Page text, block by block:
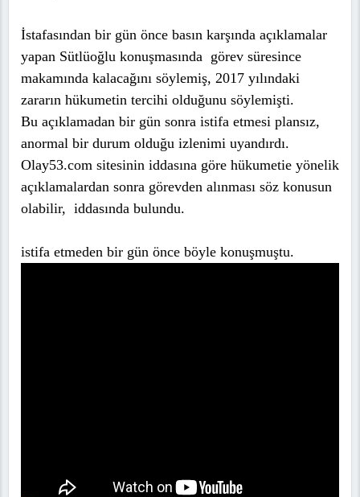
İstafasından bir gün önce basın karşında açıklamalar
yapan Sütlüoğlu konuşmasında görev süresince
makamında kalacağını söylemiş, 2017 yılındaki
zararın hükumetin tercihi olduğunu söylemişti.
Bu açıklamadan bir gün sonra istifa etmesi plansız,
anormal bir durum olduğu izlenimi uyandırdı.
Olay53.com sitesinin iddasına göre hükumetie yönelik
açıklamalardan sonra görevden alınması söz konusun
olabilir, iddasında bulundu.
istifa etmeden bir gün önce böyle konuşmuştu.